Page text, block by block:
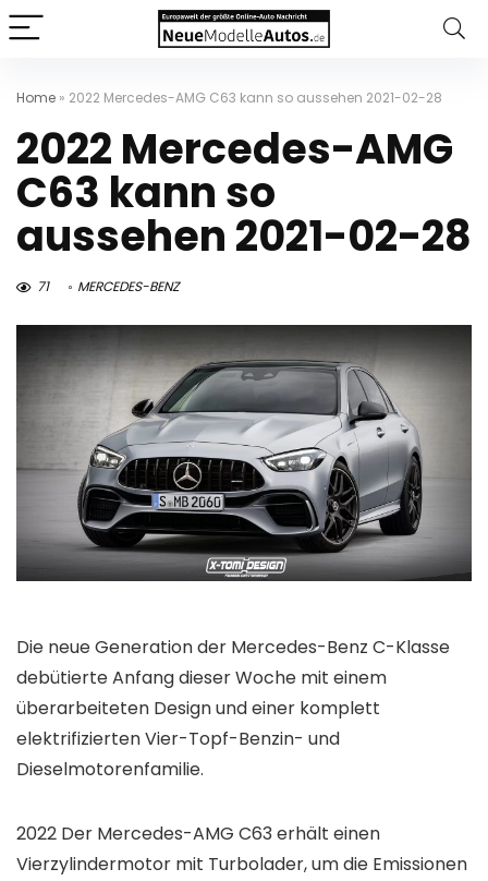
Home » 2022 Mercedes-AMG C63 kann so aussehen 2021-02-28
2022 Mercedes-AMG
C63 kann so
aussehen 2021-02-28
71 MERCEDES-BENZ
Die neue Generation der Mercedes-Benz C-Klasse
debütierte Anfang dieser Woche mit einem
überarbeiteten Design und einer komplett
elektrifizierten Vier-Topf-Benzin- und
Dieselmotorenfamilie.
2022 Der Mercedes-AMG C63 erhält einen
Vierzylindermotor mit Turbolader, um die Emissionen